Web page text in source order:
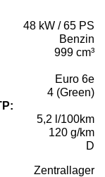
48 kW / 65 PS
Benzin
999 cm³
Euro 6e
4 (Green)
5,2 l/100km
120 g/km
D
Zentrallager